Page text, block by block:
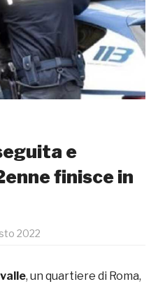
e
finisce in
2022
, un quartiere di Roma,